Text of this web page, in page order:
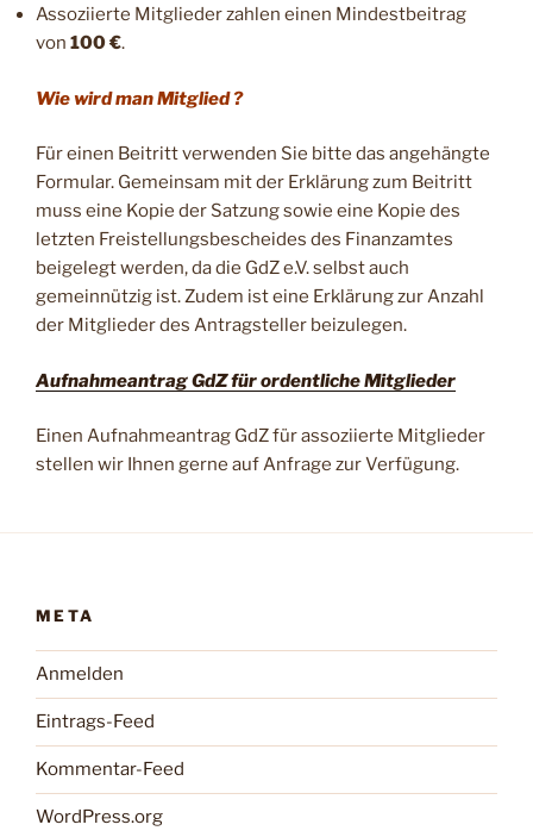
Assoziierte Mitglieder zahlen einen Mindestbeitrag
von 100 €.
Wie wird man Mitglied ?
Für einen Beitritt verwenden Sie bitte das angehängte
Formular. Gemeinsam mit der Erklärung zum Beitritt
muss eine Kopie der Satzung sowie eine Kopie des
letzten Freistellungsbescheides des Finanzamtes
beigelegt werden, da die GdZ e.V. selbst auch
gemeinnützig ist. Zudem ist eine Erklärung zur Anzahl
der Mitglieder des Antragsteller beizulegen.
Aufnahmeantrag GdZ für ordentliche Mitglieder
Einen Aufnahmeantrag GdZ für assoziierte Mitglieder
stellen wir Ihnen gerne auf Anfrage zur Verfügung.
META
Anmelden
Eintrags-Feed
Kommentar-Feed
WordPress.org